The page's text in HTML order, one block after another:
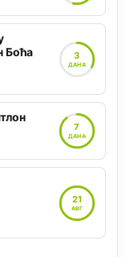
Боћа
3
ДАНА
7
ДАНА
21
АВГ